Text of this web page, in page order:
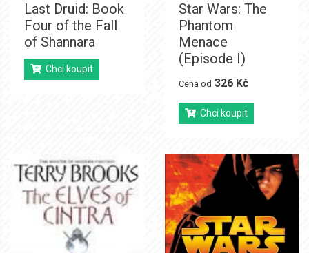
Last Druid: Book
Four of the Fall
of Shannara
Chci koupit
Star Wars: The
Phantom
Menace
(Episode I)
Cena od 326 Kč
Chci koupit